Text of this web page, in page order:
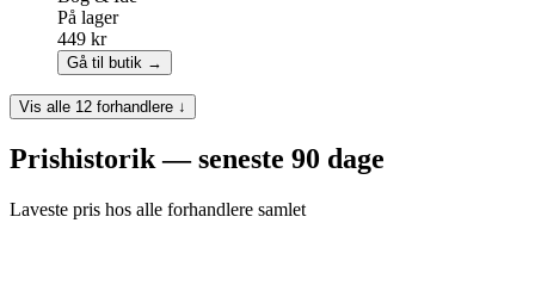
På lager
449 kr
Gå til butik →
Vis alle 12 forhandlere ↓
Prishistorik — seneste 90 dage
Laveste pris hos alle forhandlere samlet